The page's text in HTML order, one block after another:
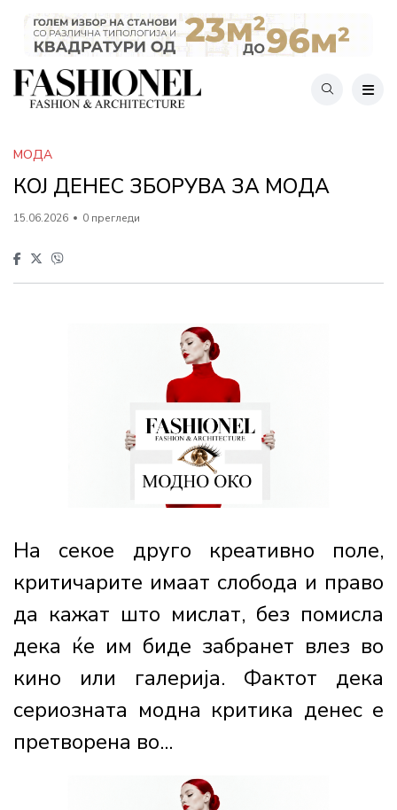
МОДА
КОЈ ДЕНЕС ЗБОРУВА ЗА МОДА
15.06.2026 0 прегледи
На секое друго креативно поле,
критичарите имаат слобода и право
да кажат што мислат, без помисла
дека ќе им биде забранет влез во
кино или галерија. Фактот дека
сериозната модна критика денес е
претворена во...